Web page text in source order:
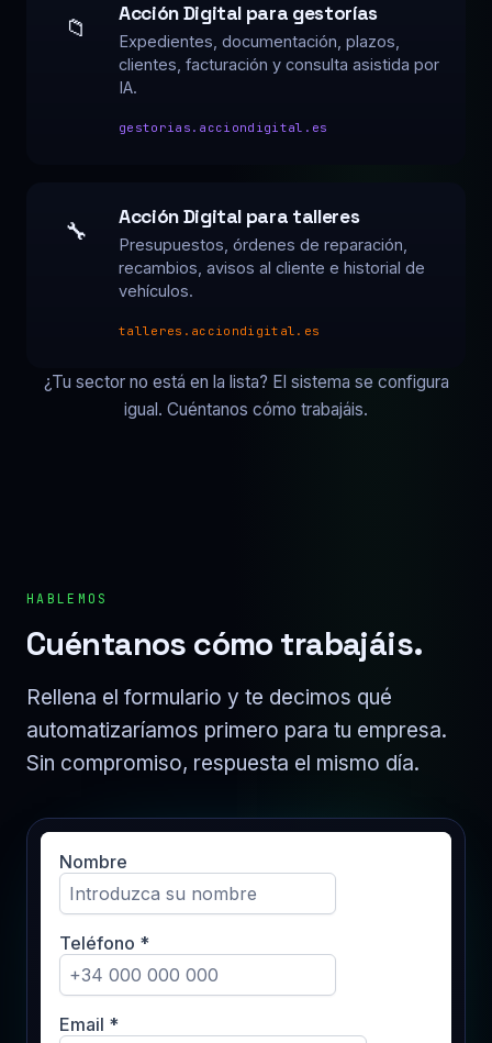
📁
Acción Digital para gestorías
Expedientes, documentación, plazos,
clientes, facturación y consulta asistida por
IA.
gestorias.acciondigital.es
🔧
Acción Digital para talleres
Presupuestos, órdenes de reparación,
recambios, avisos al cliente e historial de
vehículos.
talleres.acciondigital.es
¿Tu sector no está en la lista? El sistema se configura
igual. Cuéntanos cómo trabajáis.
HABLEMOS
Cuéntanos cómo trabajáis.
Rellena el formulario y te decimos qué
automatizaríamos primero para tu empresa.
Sin compromiso, respuesta el mismo día.